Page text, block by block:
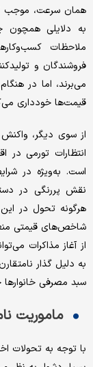
همان سرعت، موجب
به دلایلی همچون
ملاحظات
فروشندگان و
می‌برند، اما در
قیمت‌ها خودداری
از سوی دیگر،
انتظارات تورمی
است. به‌ویژه در
نقش پررنگی در
هرگونه تحول در این
شاخص‌های قیمتی
از آغاز مذاکرات
به دلیل گذار
سبد مصرفی
ماموریت